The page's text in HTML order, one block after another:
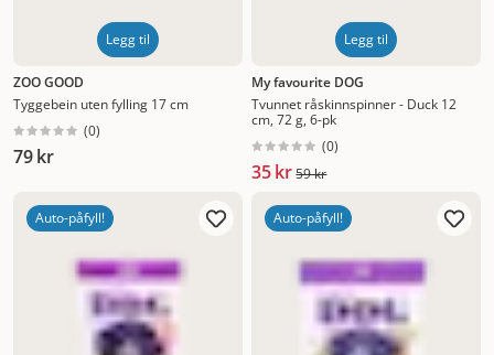
Legg til
ZOO GOOD
Tyggebein uten fylling 17 cm
(0)
79 kr
Legg til
My favourite DOG
Tvunnet råskinnspinner - Duck 12
cm, 72 g, 6-pk
(0)
35 kr 59 kr
Auto-påfyll! Auto-påfyll!